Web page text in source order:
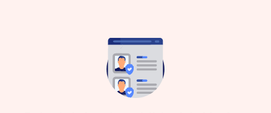
Leiderdorp heeft jarenlange ervaring in het plaatsen en
onderhouden van hekwerken. Deze vakman weet
precies welke materialen en technieken het beste
gebruikt kunnen worden voor jouw situatie.
Een goede hekwerkspecialist in Leiderdorp